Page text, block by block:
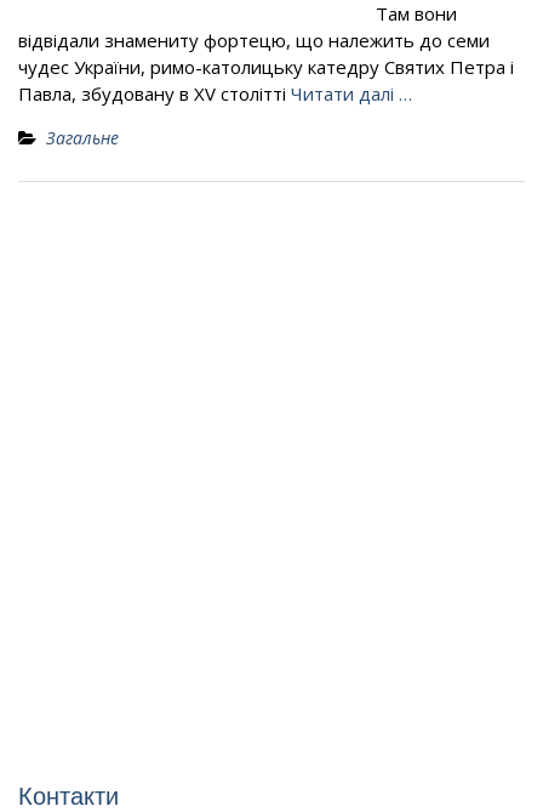
Там вони
відвідали знамениту фортецю, що належить до семи
чудес України, римо-католицьку катедру Святих Петра і
Павла, збудовану в XV столітті Читати далі …
Загальне
Контакти